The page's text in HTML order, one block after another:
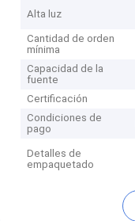
Alta luz
Cantidad de orden
mínima
Capacidad de la
fuente
Certificación
Condiciones de
pago
Detalles de
empaquetado